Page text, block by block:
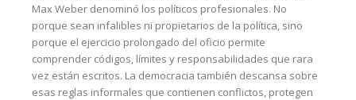
Max Weber denominó los políticos profesionales. No
porque sean infalibles ni propietarios de la política, sino
porque el ejercicio prolongado del oficio permite
comprender códigos, límites y responsabilidades que rara
vez están escritos. La democracia también descansa sobre
esas reglas informales que contienen conflictos, protegen